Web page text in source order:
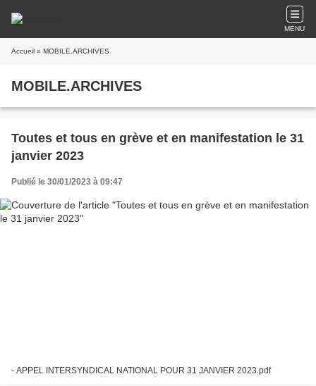
MENU
Accueil » MOBILE.ARCHIVES
MOBILE.ARCHIVES
Toutes et tous en grève et en manifestation le 31
janvier 2023
Publié le 30/01/2023 à 09:47
- APPEL INTERSYNDICAL NATIONAL POUR 31 JANVIER 2023.pdf